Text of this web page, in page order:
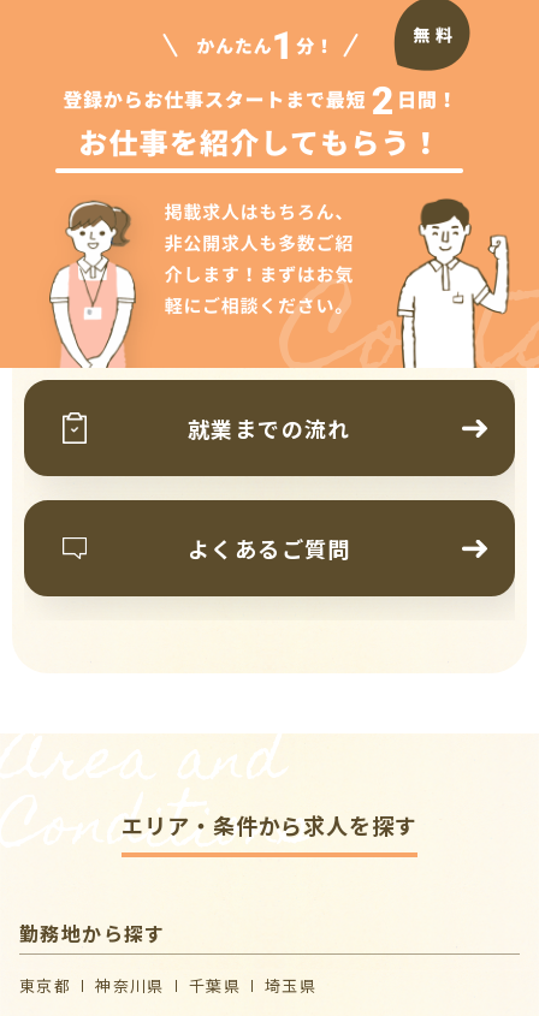
就業までの流れ
よくあるご質問
Area and
Conditions
エリア・条件から求人を探す
勤務地から探す
東京都 神奈川県 千葉県 埼玉県